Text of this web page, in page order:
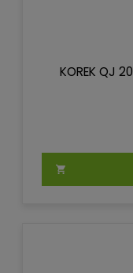
KOREK QJ 20